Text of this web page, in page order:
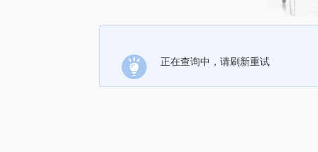
正在查询中，请刷新重试